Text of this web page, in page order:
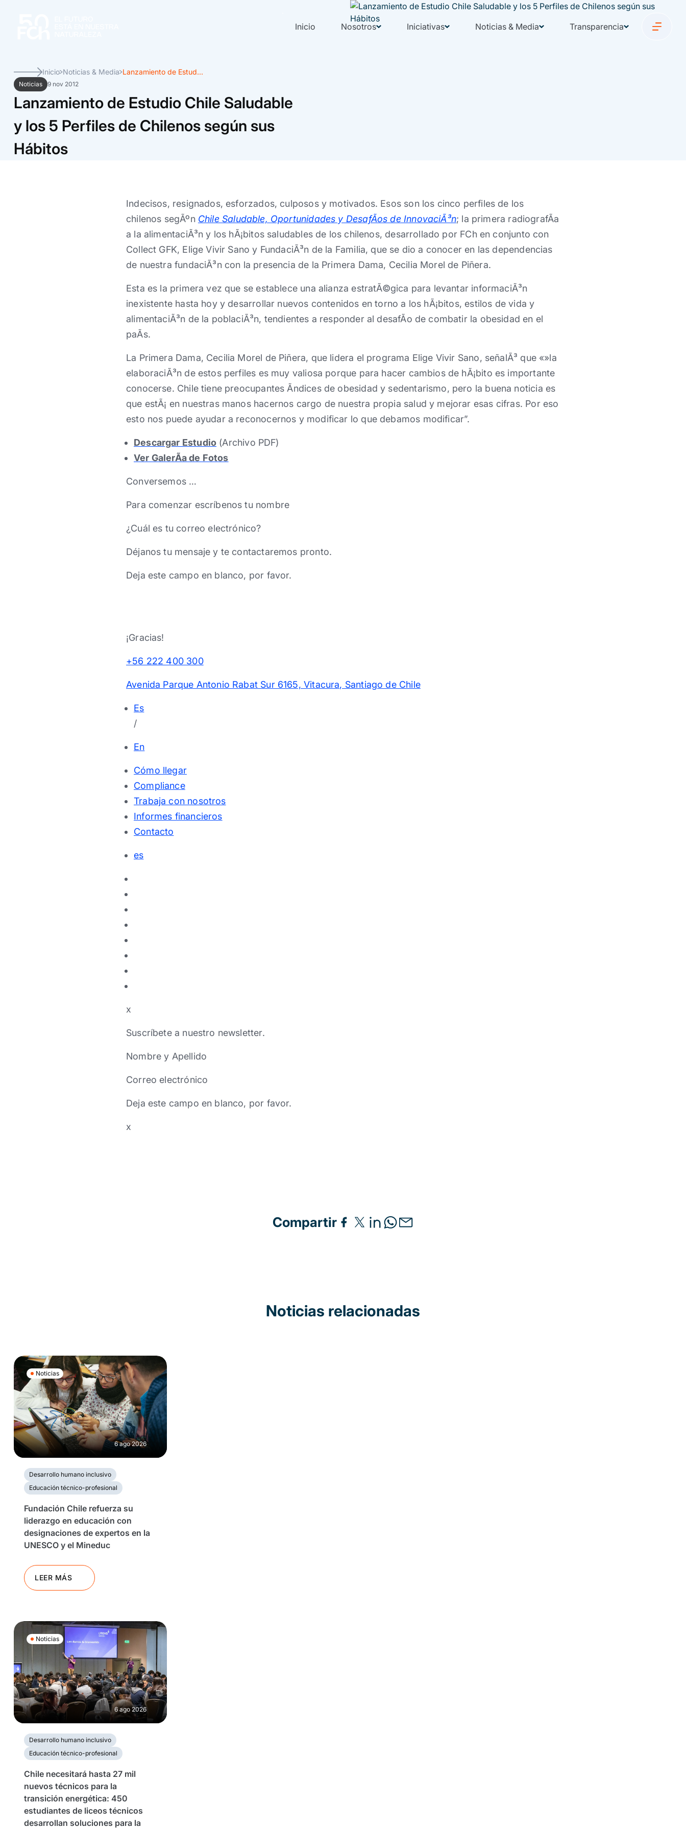
Inicio Nosotros Iniciativas Noticias & Media Transparencia
Inicio Noticias & Media Lanzamiento de Estud...
Noticias 9 nov 2012
Lanzamiento de Estudio Chile Saludable
y los 5 Perfiles de Chilenos según sus
Hábitos
Indecisos, resignados, esforzados, culposos y motivados. Esos son los cinco perfiles de los
chilenos segÃºn Chile Saludable, Oportunidades y DesafÃ­os de InnovaciÃ³n; la primera radiografÃ­a
a la alimentaciÃ³n y los hÃ¡bitos saludables de los chilenos, desarrollado por FCh en conjunto con
Collect GFK, Elige Vivir Sano y FundaciÃ³n de la Familia, que se dio a conocer en las dependencias
de nuestra fundaciÃ³n con la presencia de la Primera Dama, Cecilia Morel de Piñera.
Esta es la primera vez que se establece una alianza estratÃ©gica para levantar informaciÃ³n
inexistente hasta hoy y desarrollar nuevos contenidos en torno a los hÃ¡bitos, estilos de vida y
alimentaciÃ³n de la poblaciÃ³n, tendientes a responder al desafÃ­o de combatir la obesidad en el
paÃ­s.
La Primera Dama, Cecilia Morel de Piñera, que lidera el programa Elige Vivir Sano, señalÃ³ que «»la
elaboraciÃ³n de estos perfiles es muy valiosa porque para hacer cambios de hÃ¡bito es importante
conocerse. Chile tiene preocupantes Ã­ndices de obesidad y sedentarismo, pero la buena noticia es
que estÃ¡ en nuestras manos hacernos cargo de nuestra propia salud y mejorar esas cifras. Por eso
esto nos puede ayudar a reconocernos y modificar lo que debamos modificar”.
Descargar Estudio (Archivo PDF)
Ver GalerÃ­a de Fotos
Conversemos …
Para comenzar escríbenos tu nombre
¿Cuál es tu correo electrónico?
Déjanos tu mensaje y te contactaremos pronto.
Deja este campo en blanco, por favor.
¡Gracias!
+56 222 400 300
Avenida Parque Antonio Rabat Sur 6165, Vitacura, Santiago de Chile
Es
/
En
Cómo llegar
Compliance
Trabaja con nosotros
Informes financieros
Contacto
es
x
Suscríbete a nuestro newsletter.
Nombre y Apellido
Correo electrónico
Deja este campo en blanco, por favor.
x
Compartir
Noticias relacionadas
Noticias
6 ago 2026
Desarrollo humano inclusivo
Educación técnico-profesional
Fundación Chile refuerza su
liderazgo en educación con
designaciones de expertos en la
UNESCO y el Mineduc
LEER MÁS
Noticias
6 ago 2026
Desarrollo humano inclusivo
Educación técnico-profesional
Chile necesitará hasta 27 mil
nuevos técnicos para la
transición energética: 450
estudiantes de liceos técnicos
desarrollan soluciones para la